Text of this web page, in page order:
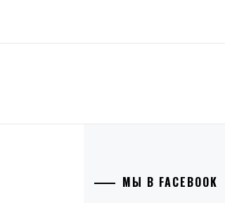
МЫ В FACEBOOK